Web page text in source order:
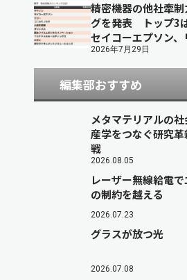
精密機器の他社牽
グを発表 トップ3は
セイコーエプソン、
2026年7月29日
編集部おすすめ
メタマテリアルの
産学をつなぐ研究
戦
2026.08.05
レーザー無線給電
の制約を越える
2026.07.23
グラスが放つ光
2026.07.08